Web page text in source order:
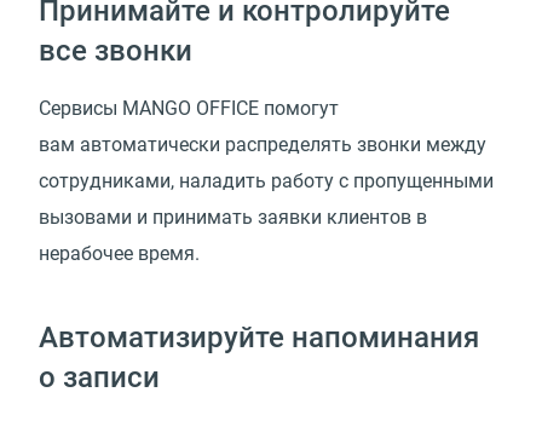
Принимайте и контролируйте
все звонки
Сервисы MANGO OFFICE помогут
вам автоматически распределять звонки между
сотрудниками, наладить работу с пропущенными
вызовами и принимать заявки клиентов в
нерабочее время.
Автоматизируйте напоминания
о записи